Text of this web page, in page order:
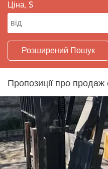
Ціна, $
Розширений Пошук
Пропозиції про продаж